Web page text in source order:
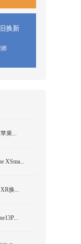
换新
师
果...
XSma...
换...